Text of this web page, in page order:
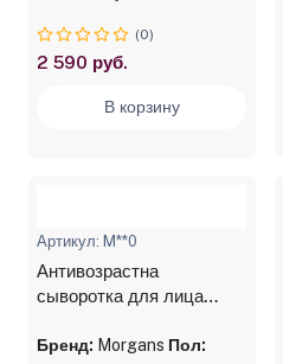
(0)
2 590 руб.
В корзину
Артикул: M**0
Антивозрастна
сыворотка для лица
Бренд: Morgans Пол: